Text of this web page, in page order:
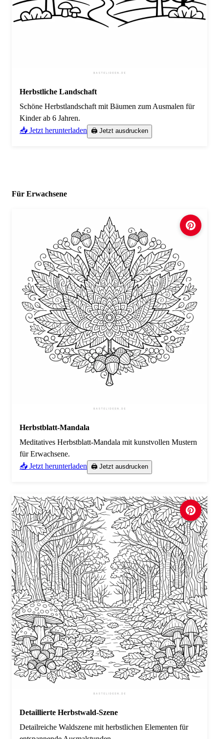
Herbstliche Landschaft
Schöne Herbstlandschaft mit Bäumen zum Ausmalen für
Kinder ab 6 Jahren.
📥 Jetzt herunterladen
🖨️ Jetzt ausdrucken
Für Erwachsene
Herbstblatt-Mandala
Meditatives Herbstblatt-Mandala mit kunstvollen Mustern
für Erwachsene.
📥 Jetzt herunterladen
🖨️ Jetzt ausdrucken
Detaillierte Herbstwald-Szene
Detailreiche Waldszene mit herbstlichen Elementen für